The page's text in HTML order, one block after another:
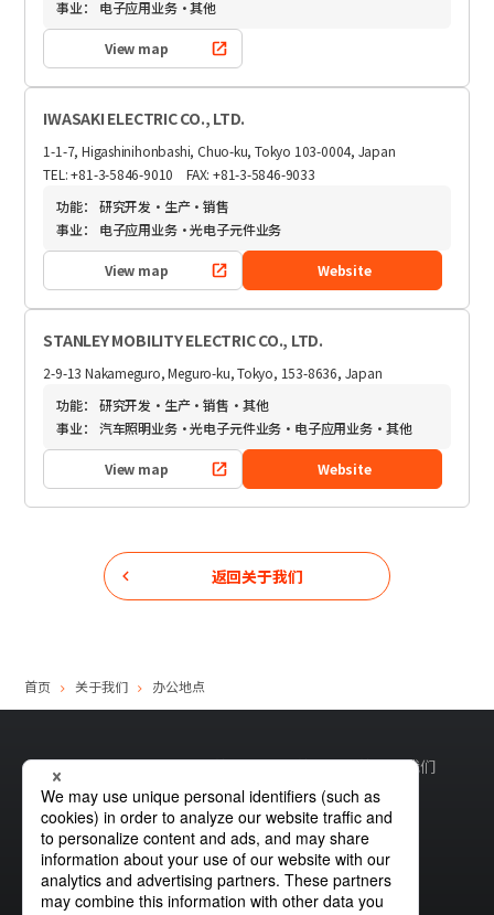
事业：
电子应用业务・其他
View map
IWASAKI ELECTRIC CO., LTD.
1-1-7, Higashinihonbashi, Chuo-ku, Tokyo 103-0004, Japan
TEL: +81-3-5846-9010 FAX: +81-3-5846-9033
功能：
研究开发・生产・销售
事业：
电子应用业务・光电子元件业务
View map Website
STANLEY MOBILITY ELECTRIC CO., LTD.
2-9-13 Nakameguro, Meguro-ku, Tokyo, 153-8636, Japan
功能：
研究开发・生产・销售・其他
事业：
汽车照明业务・光电子元件业务・电子应用业务・其他
View map Website
返回关于我们
首页 关于我们 办公地点
网站地图全球隐私权政策Cookie政策网站政策联系我们